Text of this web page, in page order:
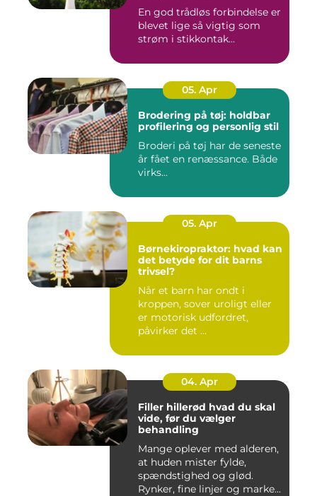
En god trådløs forbindelse er
blevet lige så vigtig som
strøm i stikkontak...
05. Apr
Brodering på tøj: holdbar
profilering og personlig stil
Broderi på tøj har de seneste
år fået en renæssance. Både
virks...
05. Apr
Børnekiropraktor: hvad kan
det betyde for dit barns
trivsel?
Når et barn har ondt i
kroppen, sover uroligt eller
er motorisk udfordret,
påvirker det ...
04. Apr
Filler hillerød hvad du skal
vide, før du vælger
behandling
Mange oplever med alderen,
at huden mister fylde,
spændstighed og glød.
Rynker, fine linjer og marke...